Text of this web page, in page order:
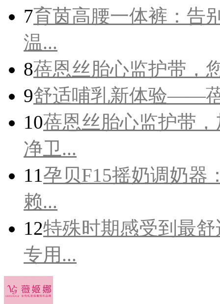
7育茵高腰一体裤：告
温...
8蓓恩丝胎心监护带，
9舒适哺乳新体验——
10蓓恩丝胎心监护带
净卫...
11孕贝F15摇奶调奶器
赖...
12特殊时期感受到最
专用...